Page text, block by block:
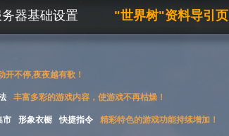
器基础设置 "世界树"资料导引页
开不停,夜夜越有歌！
丰富多彩的游戏内容，使游戏不再枯燥！
市 形象衣橱 快捷指令 精彩特色的游戏功能持续增加！